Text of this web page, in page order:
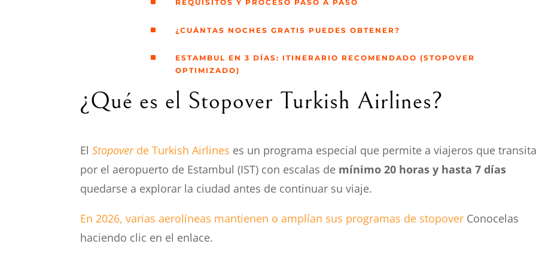
REQUISITOS Y PROCESO PASO A PASO
^ ¿CUÁNTAS NOCHES GRATIS PUEDES OBTENER?
^
ESTAMBUL EN 3 DÍAS: ITINERARIO RECOMENDADO (STOPOVER
OPTIMIZADO)
¿Qué es el Stopover Turkish Airlines?
ElStopoverde Turkish Airlines es un programa especial que permite a viajeros que
por el aeropuerto de Estambul (IST) con escalas de mínimo 20 horas y hasta 7 días
quedarse a explorar la ciudad antes de continuar su viaje.
En 2026, varias aerolíneas mantienen o amplían sus programas de stopover Conocelas
haciendo clic en el enlace.